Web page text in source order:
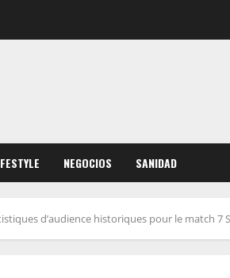
NEGOCIOS SANIDAD
d’audience historiques pour le match 7